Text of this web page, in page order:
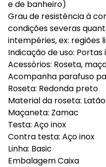
e de banheiro)
Grau de resistência à
condições severas
intempéries, ex: regiões
Indicação de uso:
Acessórios: Roseta,
Acompanha parafuso
Roseta: Redonda preto
Material da roseta: Latão
Maçaneta: Zamac
Testa: Aço inox
Contra testa: Aço inox
Linha: Basic
Embalagem Caixa